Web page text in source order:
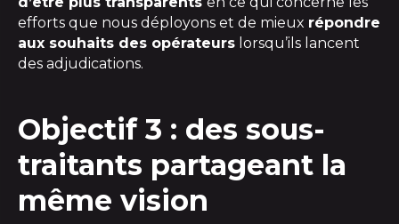
efforts que nous déployons et de mieux répondre
aux souhaits des opérateurs lorsqu’ils lancent
des adjudications.
Objectif 3 : des sous-
traitants partageant la
même vision